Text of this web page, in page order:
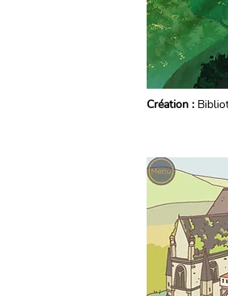
Création :